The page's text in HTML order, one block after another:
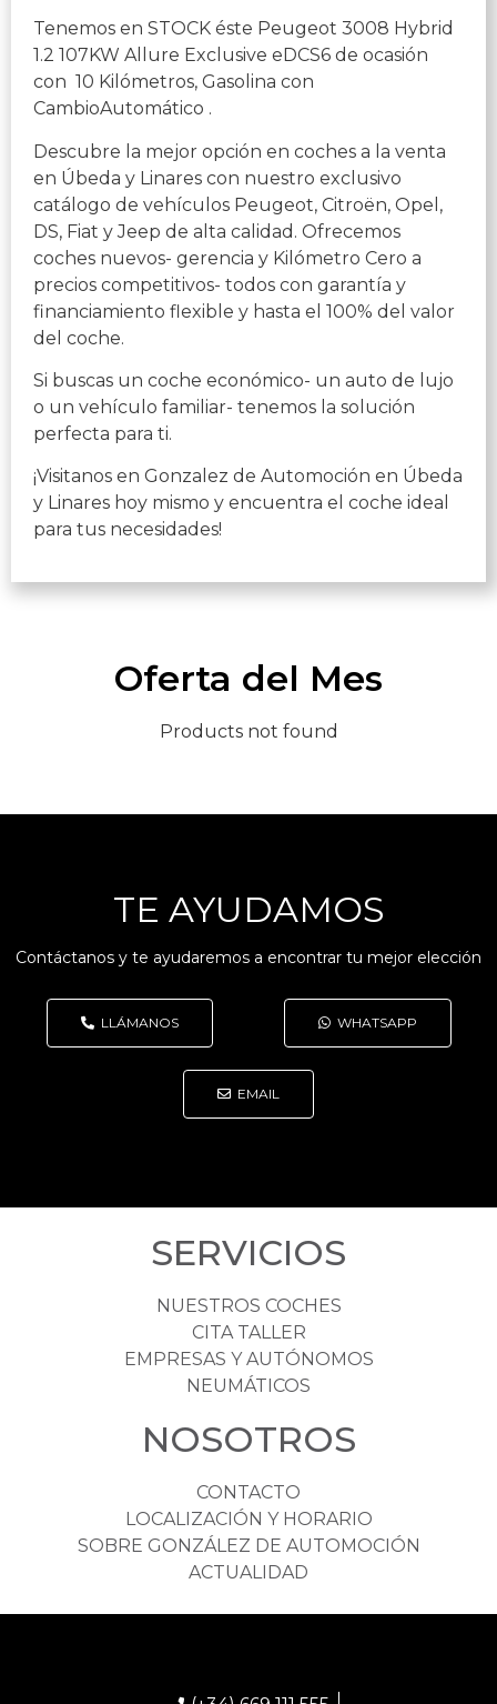
Tenemos en STOCK éste Peugeot 3008 Hybrid
1.2 107KW Allure Exclusive eDCS6 de ocasión
con 10 Kilómetros, Gasolina con
CambioAutomático .
Descubre la mejor opción en coches a la venta
en Úbeda y Linares con nuestro exclusivo
catálogo de vehículos Peugeot, Citroën, Opel,
DS, Fiat y Jeep de alta calidad. Ofrecemos
coches nuevos- gerencia y Kilómetro Cero a
precios competitivos- todos con garantía y
financiamiento flexible y hasta el 100% del valor
del coche.
Si buscas un coche económico- un auto de lujo
o un vehículo familiar- tenemos la solución
perfecta para ti.
¡Visitanos en Gonzalez de Automoción en Úbeda
y Linares hoy mismo y encuentra el coche ideal
para tus necesidades!
Oferta del Mes
Products not found
TE AYUDAMOS
Contáctanos y te ayudaremos a encontrar tu mejor elección
LLÁMANOS WHATSAPP
EMAIL
SERVICIOS
NUESTROS COCHES
CITA TALLER
EMPRESAS Y AUTÓNOMOS
NEUMÁTICOS
NOSOTROS
CONTACTO
LOCALIZACIÓN Y HORARIO
SOBRE GONZÁLEZ DE AUTOMOCIÓN
ACTUALIDAD